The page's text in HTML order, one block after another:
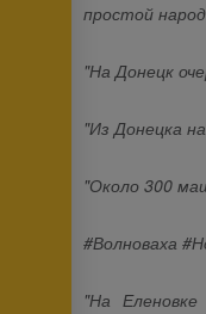
простой
"На Донецк
"Из Донецка
"Около 300
#Волноваха
"На